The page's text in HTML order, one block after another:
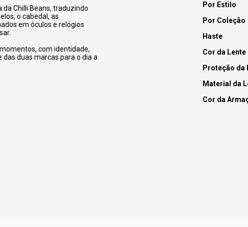
Chilli Beans, traduzindo
o cabedal, as
em óculos e relógios
com identidade,
duas marcas para o dia a
Por Estilo
Por Coleção
Haste
Cor da Lente
Proteção da
Material da
Cor da